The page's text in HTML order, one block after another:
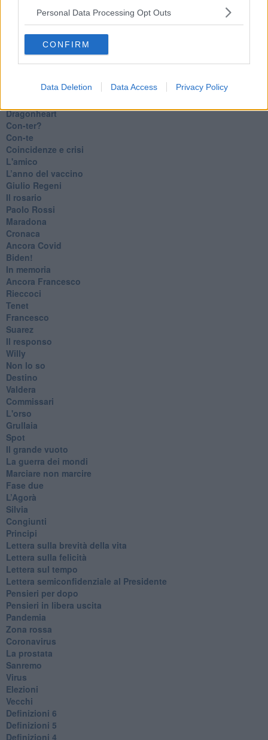
Personal Data Processing Opt Outs
CONFIRM
Data Deletion Data Access Privacy Policy
Nazionali
​Ricorrenze e celebrazioni
​Crapa pelada
​I soliti noti
​Vaccine Easing
Dragonheart
Con-ter?
​Con-te
Coincidenze e crisi
L'amico
​L’anno del vaccino
Giulio Regeni
​Il rosario
Paolo Rossi
Maradona
Cronaca
​Ancora Covid
​Biden!
In memoria
​Ancora Francesco
Rieccoci
Tenet
Francesco
Suarez
​Il responso
Willy
Non lo so
Destino
Valdera
Commissari
L'orso
Grullaia
Spot
​Il grande vuoto
​La guerra dei mondi
Marciare non marcire
Fase due
L’Agorà
Silvia
Congiunti
Principi
​Lettera sulla brevità della vita
​Lettera sulla felicità
​Lettera sul tempo
Lettera semiconfidenziale al Presidente
Pensieri per dopo
​Pensieri in libera uscita
Pandemia
Zona rossa
Coronavirus
La prostata
Sanremo
Virus
Elezioni
Vecchi
Definizioni 6
Definizioni 5
Definizioni 4